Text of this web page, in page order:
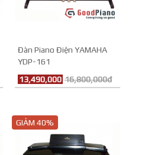
Đàn Piano Điện YAMAHA
YDP-161
13,490,000 16,800,000đ
GIẢM 40%